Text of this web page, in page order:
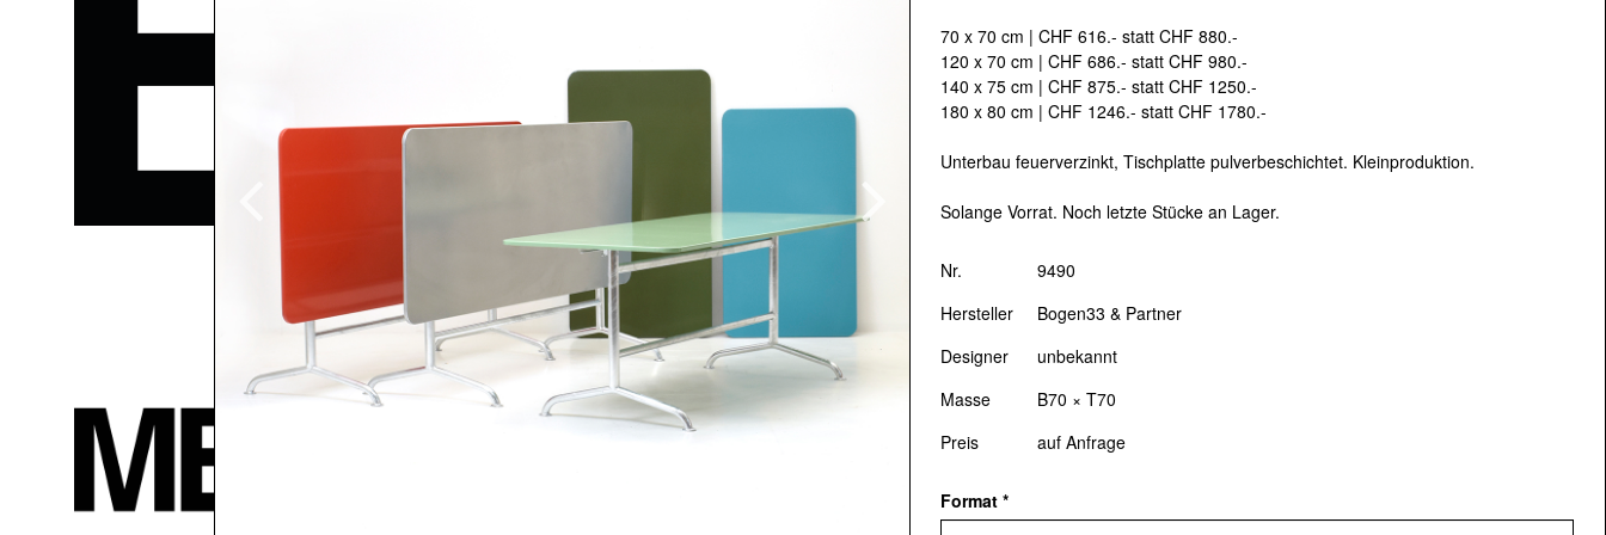
70 x 70 cm | CHF 616.- statt CHF 880.-
120 x 70 cm | CHF 686.- statt CHF 980.-
140 x 75 cm | CHF 875.- statt CHF 1250.-
180 x 80 cm | CHF 1246.- statt CHF 1780.-
Unterbau feuerverzinkt, Tischplatte pulverbeschichtet. Kleinproduktion.
Solange Vorrat. Noch letzte Stücke an Lager.
Nr.
9490
Hersteller
Bogen33 & Partner
Designer
unbekannt
Masse
B70 × T70
Preis
auf Anfrage
Format *
umfangreiches Gartenmöbel-Sortiment. Neben Möbeldesign und
Inneneinrichtung bieten wir Beratung für Privat sowie für die Gastronomie und
Hotellerie.
, Hohlstrasse 100, CH-8004 Zürich
Öffnungszeiten:
Di–Fr: 11:00–18:30 Uhr, Sa: 10:00–17:00 Uhr
Tel:+41 (0)44 400 00 33
DESIGN ONLINE-SHOP UND SHOWROOM
werden. Hier könnt ihr euer Wunschobjekt bequem und einfach online